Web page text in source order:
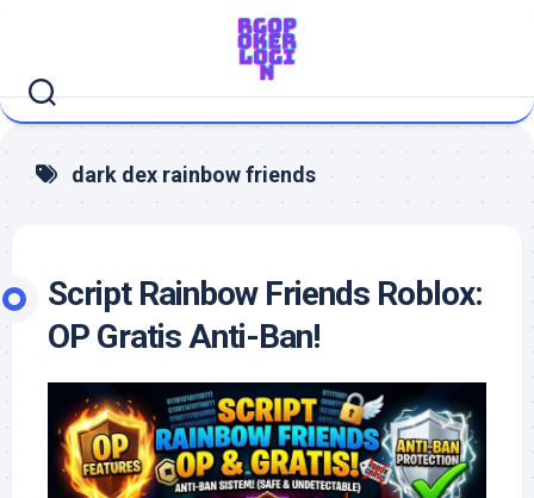
dark dex rainbow friends
Script Rainbow Friends Roblox:
OP Gratis Anti-Ban!